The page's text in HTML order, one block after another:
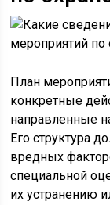
План
конкретные
направленные
Его структура
вредных
специальной
их устранению